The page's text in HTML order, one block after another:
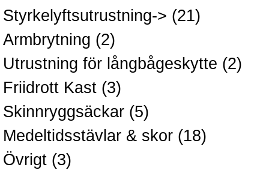
Styrkelyftsutrustning-> (21)
Armbrytning (2)
Utrustning för långbågeskytte (2)
Friidrott Kast (3)
Skinnryggsäckar (5)
Medeltidsstävlar & skor (18)
Övrigt (3)